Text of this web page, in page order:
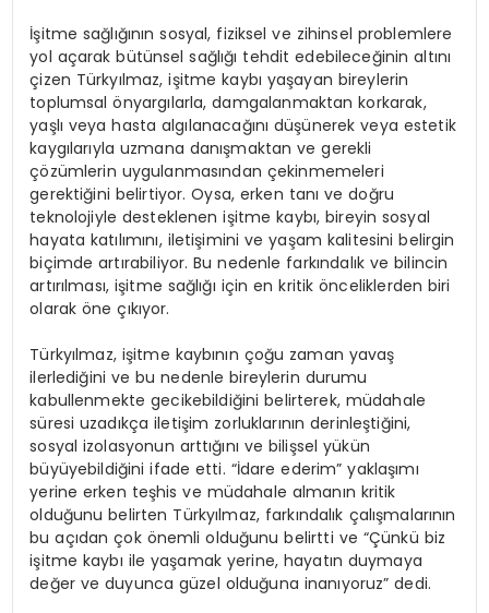
İşitme sağlığının sosyal, fiziksel ve zihinsel problemlere
yol açarak bütünsel sağlığı tehdit edebileceğinin altını
çizen Türkyılmaz, işitme kaybı yaşayan bireylerin
toplumsal önyargılarla, damgalanmaktan korkarak,
yaşlı veya hasta algılanacağını düşünerek veya estetik
kaygılarıyla uzmana danışmaktan ve gerekli
çözümlerin uygulanmasından çekinmemeleri
gerektiğini belirtiyor. Oysa, erken tanı ve doğru
teknolojiyle desteklenen işitme kaybı, bireyin sosyal
hayata katılımını, iletişimini ve yaşam kalitesini belirgin
biçimde artırabiliyor. Bu nedenle farkındalık ve bilincin
artırılması, işitme sağlığı için en kritik önceliklerden biri
olarak öne çıkıyor.
Türkyılmaz, işitme kaybının çoğu zaman yavaş
ilerlediğini ve bu nedenle bireylerin durumu
kabullenmekte gecikebildiğini belirterek, müdahale
süresi uzadıkça iletişim zorluklarının derinleştiğini,
sosyal izolasyonun arttığını ve bilişsel yükün
büyüyebildiğini ifade etti. “İdare ederim” yaklaşımı
yerine erken teşhis ve müdahale almanın kritik
olduğunu belirten Türkyılmaz, farkındalık çalışmalarının
bu açıdan çok önemli olduğunu belirtti ve “Çünkü biz
işitme kaybı ile yaşamak yerine, hayatın duymaya
değer ve duyunca güzel olduğuna inanıyoruz” dedi.